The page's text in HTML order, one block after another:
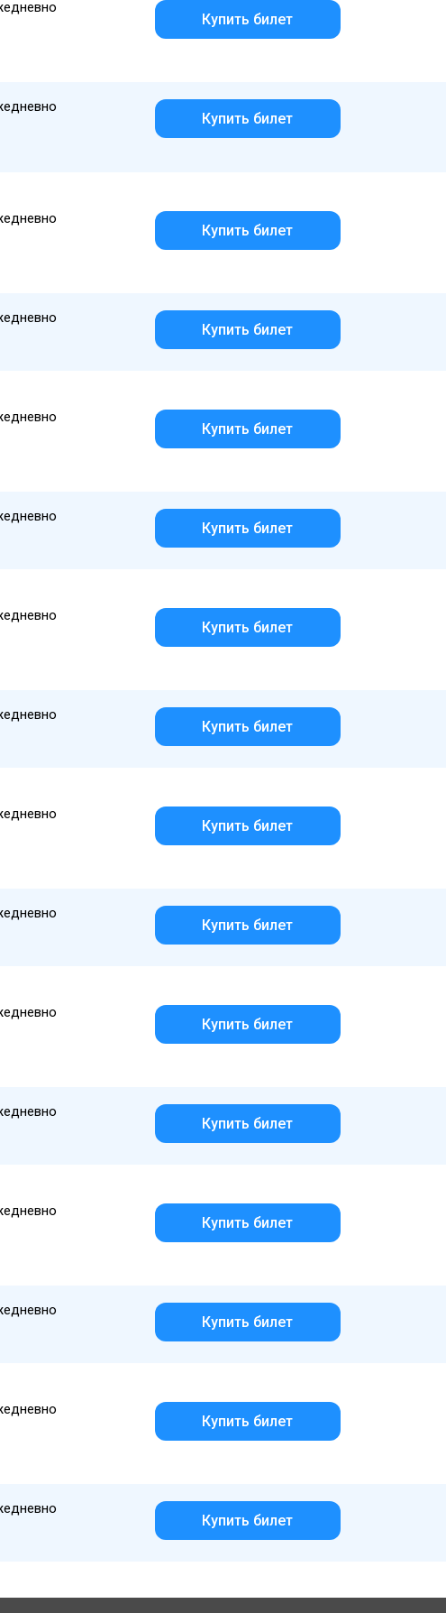
Купить билет
Купить билет
Купить билет
Купить билет
Купить билет
Купить билет
Купить билет
Купить билет
Купить билет
Купить билет
Купить билет
Купить билет
Купить билет
Купить билет
Купить билет
Купить билет